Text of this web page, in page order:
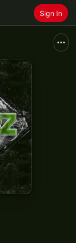
Sign In